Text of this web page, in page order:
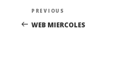
Navegación
de
Previous
Post
PREVIOUS
WEB MIERCOLES